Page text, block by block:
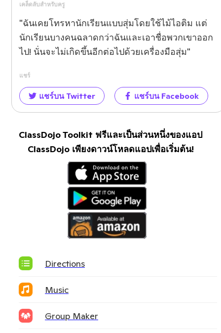
Directions
Music
Group Maker
เคล็ดลับสำหรับครู
"ฉันเคยโทรหานักเรียนแบบสุ่มโดยใช้ไม้ไอติม แต่
นักเรียนบางคนฉลาดกว่าฉันและเอาชื่อพวกเขาออก
ไป! นั่นจะไม่เกิดขึ้นอีกต่อไปด้วยเครื่องมือสุ่ม"
แชร์
แชร์บน Twitter แชร์บน Facebook
ClassDojo Toolkit ฟรีและเป็นส่วนหนึ่งของแอป
ClassDojo เพียงดาวน์โหลดแอปเพื่อเริ่มต้น!